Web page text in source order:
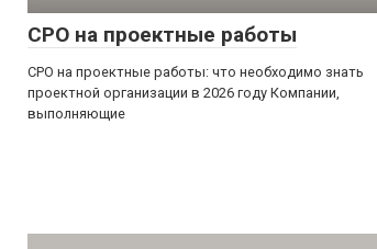
СРО на проектные работы
СРО на проектные работы: что необходимо знать
проектной организации в 2026 году Компании,
выполняющие